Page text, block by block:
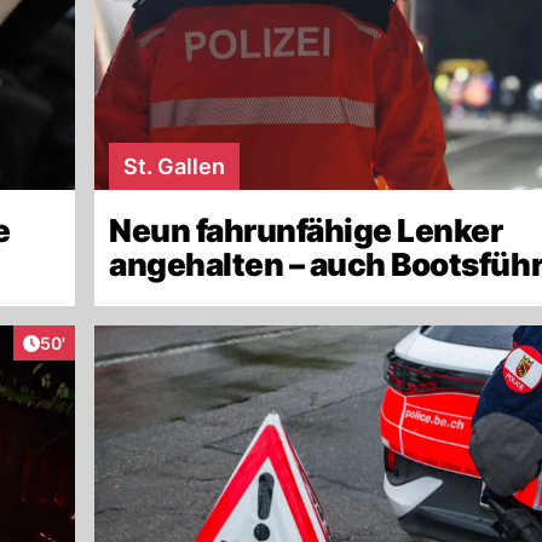
St. Gallen
Neun fahrunfähige Lenker
angehalten – auch
Artikel veröffentlicht:
50'